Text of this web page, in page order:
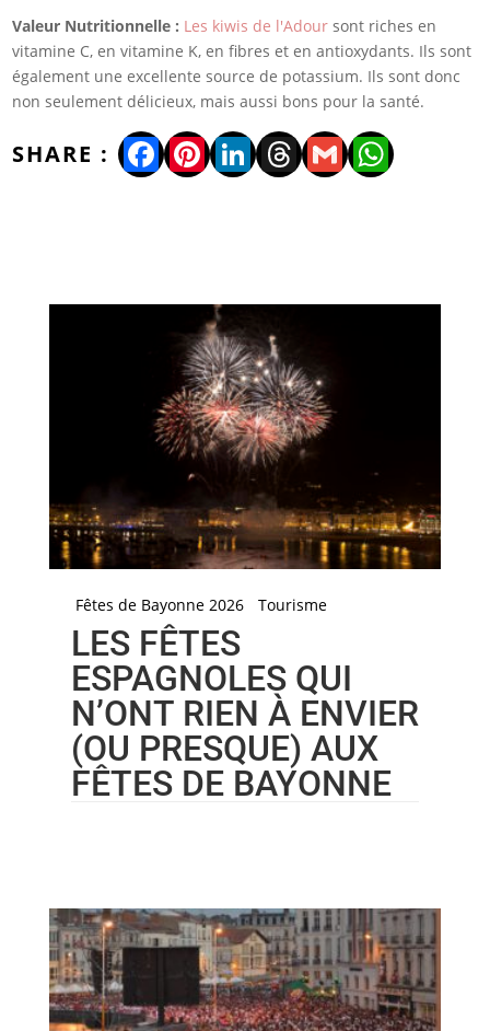
Valeur Nutritionnelle : Les kiwis de l'Adoursont riches en
vitamine C, en vitamine K, en fibres et en antioxydants. Ils sont
également une excellente source de potassium. Ils sont donc
non seulement délicieux, mais aussi bons pour la santé.
Facebook
Pinterest
LinkedIn
Threads
Gmail
Fêtes de Bayonne 2026 Tourisme
LES FÊTES
ESPAGNOLES QUI
N’ONT RIEN À ENVIER
(OU PRESQUE) AUX
FÊTES DE BAYONNE